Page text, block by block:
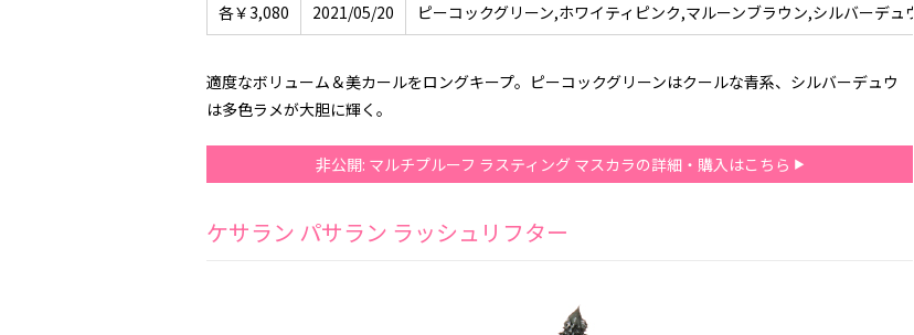
各￥3,080
2021/05/20 ピーコックグリーン,ホワイティピンク,マルーンブラウン,シルバーデュウ
適度なボリューム＆美カールをロングキープ。ピーコックグリーンはクールな青系、シルバーデュウ
は多色ラメが大胆に輝く。
非公開: マルチプルーフ ラスティング マスカラの詳細・購入はこちら
ケサラン パサラン ラッシュリフター